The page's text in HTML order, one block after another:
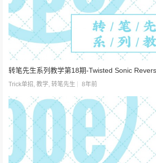
转笔先生系列教学第18期-Twisted Sonic
Trick单招,教学,转笔先生 8年前